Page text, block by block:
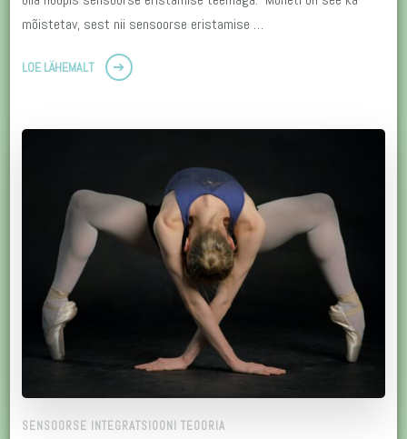
mõistetav, sest nii sensoorse eristamise …
LOE LÄHEMALT
SENSOORSE INTEGRATSIOONI TEOORIA